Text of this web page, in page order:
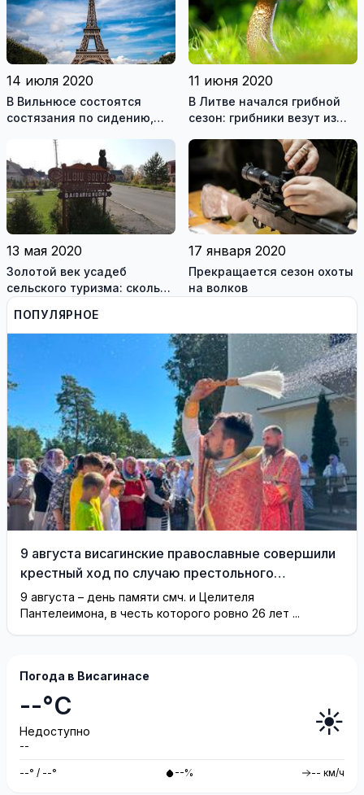
14 июля 2020
В Вильнюсе состоятся
состязания по сидению,
11 июня 2020
В Литве начался грибной
сезон: грибники везут из
13 мая 2020
Золотой век усадеб
сельского туризма: сколько
стоит отдых в литовской
деревне
17 января 2020
Прекращается сезон охоты
на волков
ПОПУЛЯРНОЕ
9 августа висагинские православные совершили
крестный ход по случаю престольного
праздника (фотогалерея)
9 августа – день памяти смч. и Целителя
Пантелеимона, в честь которого ровно 26 лет ...
Погода в Висагинасе
--°C
Недоступно
--
☀️
--° / --° --% -- км/ч